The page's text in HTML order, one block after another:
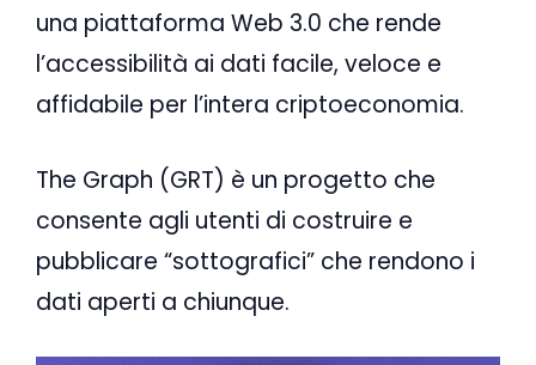
una piattaforma Web 3.0 che rende
l’accessibilità ai dati facile, veloce e
affidabile per l’intera criptoeconomia.
The Graph (GRT) è un progetto che
consente agli utenti di costruire e
pubblicare “sottografici” che rendono i
dati aperti a chiunque.